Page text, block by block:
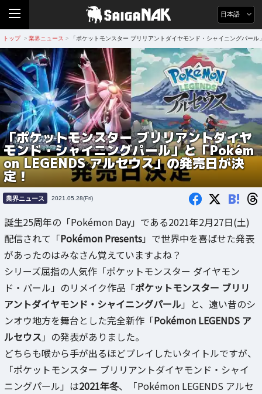
日本語
トップ > 業界ニュース > 「ポケットモンスター ブリリアントダイヤモンド・シャイニングパー
「ポケットモンスター ブリリアントダイヤ
モンド・シャイニングパール」と「Pokém
on LEGENDS アルセウス」の発売日が決
定！
業界ニュース 2021.05.28(Fri) B!
誕生25周年の「Pokémon Day」である2021年2月27日(土)
配信されて「Pokémon Presents」で世界中を喜ばせた発表
があったのはみなさん覚えていますよね？
シリーズ屈指の人気作「ポケットモンスター ダイヤモン
ド・パール」のリメイク作品「ポケットモンスター ブリリ
アントダイヤモンド・シャイニングパール」と、遠い昔のシ
ンオウ地方を舞台とした完全新作「Pokémon LEGENDS ア
ルセウス 」の発表がありました。
どちらも喉から手が出るほどプレイしたいタイトルですが、
「ポケットモンスター ブリリアントダイヤモンド・シャイ
ニングパール」は2021年冬、「Pokémon LEGENDS アルセ